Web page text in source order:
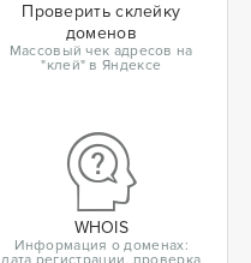
Проверить склейку
доменов
Массовый чек адресов на
"клей" в Яндексе
WHOIS
Информация о доменах: